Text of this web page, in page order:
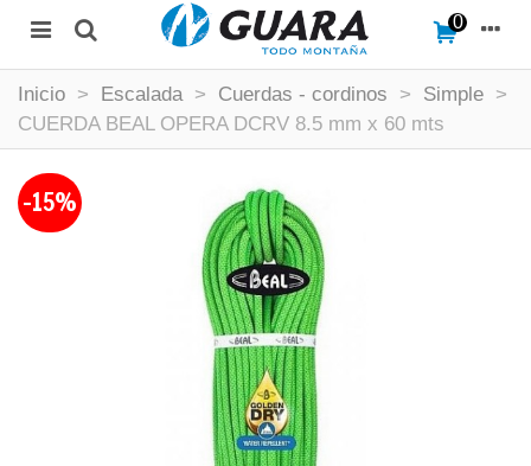
0
Inicio > Escalada > Cuerdas - cordinos > Simple >
CUERDA BEAL OPERA DCRV 8.5 mm x 60 mts
-15%